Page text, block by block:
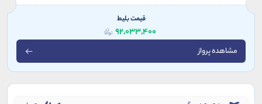
قیمت بلیط
92,033,400
مشاهده پرواز